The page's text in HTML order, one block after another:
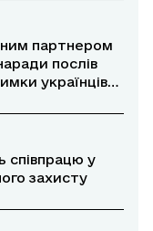
партнером
послів
українців
співпрацю у
захисту